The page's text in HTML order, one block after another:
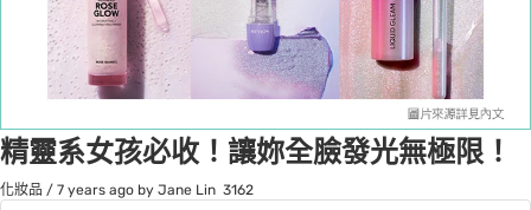
精靈系女孩必收！讓妳全臉發光無極限！
化妝品 / 7 years ago by Jane Lin 3162